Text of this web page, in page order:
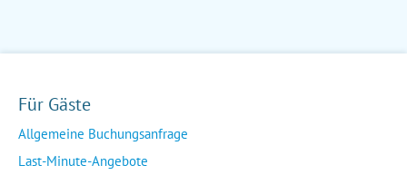
Für Gäste
Allgemeine Buchungsanfrage
Last-Minute-Angebote